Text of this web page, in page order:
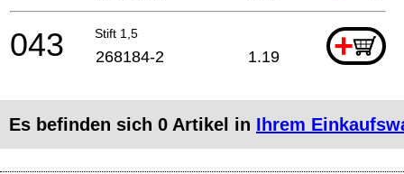
Stift 1,5 +
043 268184-2 1.19
Es befinden sich 0 Artikel in Ihrem